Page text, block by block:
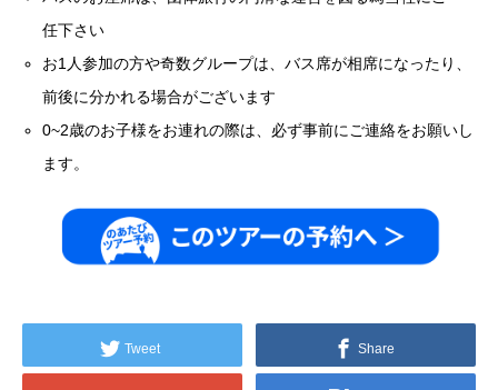
任下さい
お1人参加の方や奇数グループは、バス席が相席になったり、
前後に分かれる場合がございます
0~2歳のお子様をお連れの際は、必ず事前にご連絡をお願いし
ます。
Tweet Share